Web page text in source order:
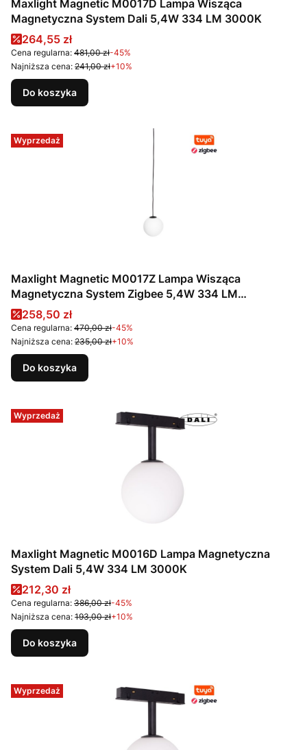
Maxlight Magnetic M0017D Lampa Wisząca
Magnetyczna System Dali 5,4W 334 LM 3000K
Cena promocyjna
264,55 zł
Cena regularna: 481,00 zł-45%
Najniższa cena: 241,00 zł+10%
Do koszyka
Wyprzedaż
Maxlight Magnetic M0017Z Lampa Wisząca
Magnetyczna System Zigbee 5,4W 334 LM
2700/5000K
Cena promocyjna
258,50 zł
Cena regularna: 470,00 zł-45%
Najniższa cena: 235,00 zł+10%
Do koszyka
Wyprzedaż
Maxlight Magnetic M0016D Lampa Magnetyczna
System Dali 5,4W 334 LM 3000K
Cena promocyjna
212,30 zł
Cena regularna: 386,00 zł-45%
Najniższa cena: 193,00 zł+10%
Do koszyka
Wyprzedaż